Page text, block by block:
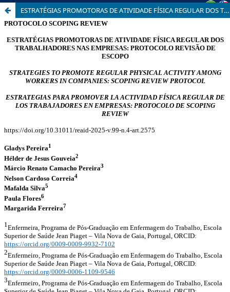
ESTRATÉGIAS PROMOTORAS DE ATIVIDADE FÍSICA REGULAR DOS TRABALHADORES NAS EMPRESAS: PROTOCOLO SCOPING REVIEW